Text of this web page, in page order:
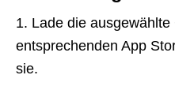
1. Lade die
entsprechenden App
sie.